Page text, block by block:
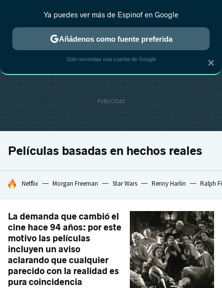
MENÚ NUEVO
ESTRENOS REALITY ANIME RANKINGS CINE
Películas basadas en hechos reales
HOY SE HABLA DE
Netflix Morgan Freeman Star Wars Renny Harlin Ralph
La demanda que cambió el
cine hace 94 años: por este
motivo las películas
incluyen un aviso
aclarando que cualquier
parecido con la realidad es
pura coincidencia
×
Ya puedes ver más de Espinof en Google
Añádenos como fuente preferida
Solo necesitas una cuenta de Google